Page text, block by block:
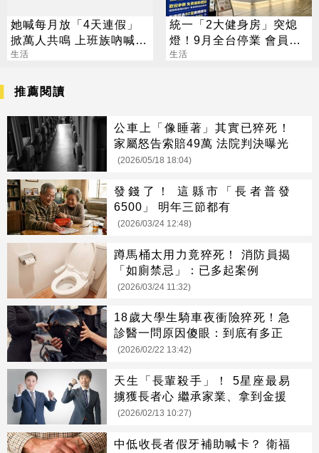
她喊每月放「4天連假」
掀萬人共鳴 上班族吶喊：
這樣才活得像人
生活
統一「2大健身房」突熄
燈！9月全台停業 會員退
費方案一次看
生活
推薦閱讀
公車上「像睡著」其實已猝死！
家屬怒告索賠49萬 法院判決曝光
(2026/05/18 18:04)
發錢了！ 這縣市「長者普發
6500」 明年三節都有
(2026/03/24 12:48)
蹲馬桶太用力竟猝死！ 消防員揭
「如廁禁忌」：已多起案例
(2026/03/24 11:32)
18歲大學生騎車夜衝險猝死！急
診醫一問原因傻眼：到底有多正
(2026/02/22 13:42)
天生「長輩殺手」！ 5星座最易
擄獲長者心 繼承家業、拿到金援
(2026/02/13 10:27)
中低收長者假牙補助喊卡？ 衛福